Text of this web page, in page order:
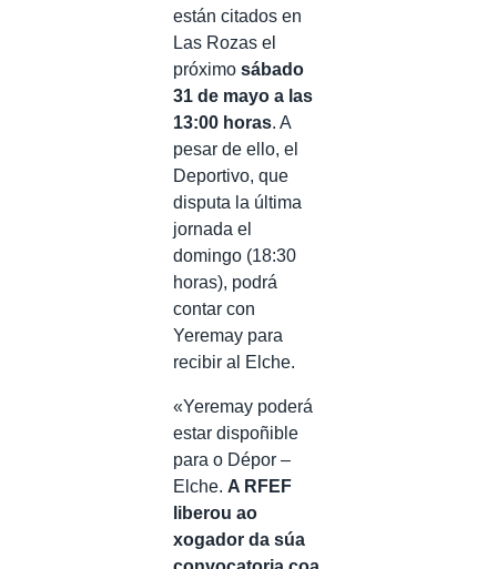
están citados en
Las Rozas el
próximo sábado
31 de mayo a las
13:00 horas. A
pesar de ello, el
Deportivo, que
disputa la última
jornada el
domingo (18:30
horas), podrá
contar con
Yeremay para
recibir al Elche.
«Yeremay poderá
estar dispoñible
para o Dépor –
Elche. A RFEF
liberou ao
xogador da súa